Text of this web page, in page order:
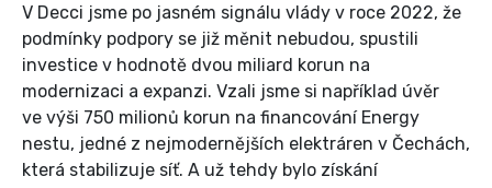
V Decci jsme po jasném signálu vlády v roce 2022, že
podmínky podpory se již měnit nebudou, spustili
investice v hodnotě dvou miliard korun na
modernizaci a expanzi. Vzali jsme si například úvěr
ve výši 750 milionů korun na financování Energy
nestu, jedné z nejmodernějších elektráren v Čechách,
která stabilizuje síť. A už tehdy bylo získání